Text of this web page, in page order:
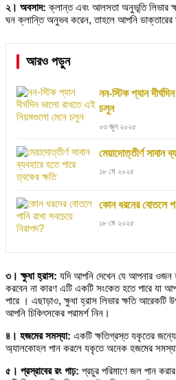
২। অবসাদ: ক্লান্ত এবং আলসতা অনুভূতি লিভার
ঘন ক্লান্তি অনুভব করেন, তাহলে আপনি ডাক্তারের
আরও পড়ুন
নন-স্টিক প্যান
চলুন
০৩ জুন ২০২৫
মেয়াদোত্তীর্ণ সাবান
১৮ মে ২০২৫
কোন ধরনের বোতলে
১৮ মে ২০২৫
৩। ক্ষুধা হ্রাস: যদি আপনি দেখেন যে আপনার ওজন
করবেন না কারণ এটি একটি সংকেত হতে পারে যা
পারে । এছাড়াও, ক্ষুধা হ্রাস লিভার ক্ষতি আরেকটি
আপনি চিকিৎসকের পরামর্শ নিন।
৪। হজমের সমস্যা: একটি ক্ষতিগ্রস্ত যকৃতের জন্যে
অ্যালকোহল পান করলে যকৃতে অনেক হজমের সমস্যা
৫। প্রস্রাবের রং গাঢ়: প্রচুর পরিমাণে জল পান